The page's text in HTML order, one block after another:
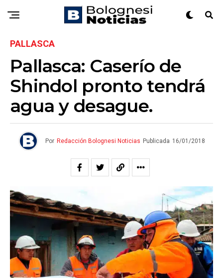
PALLASCA
Pallasca: Caserío de
Shindol pronto tendrá
agua y desague.
Por Redacción Bolognesi Noticias Publicada 16/01/2018